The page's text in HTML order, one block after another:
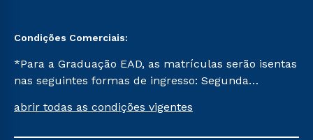
Condições Comerciais:
*Para a Graduação EAD, as matrículas serão isentas
nas seguintes formas de ingresso: Segunda
Já para as demais, a taxa de matrícula será de R$
abrir todas as condições vigentes